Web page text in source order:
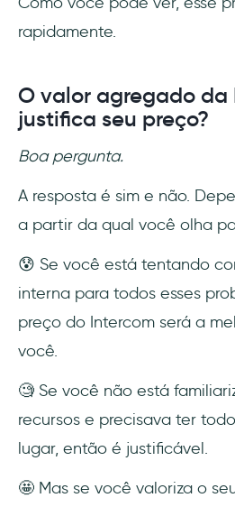
rapidamente.
O valor agregado da
justifica seu preço?
Boa pergunta.
A resposta é sim e não.
a partir da qual você olha
😰 Se você está tentando
interna para todos esses
preço do Intercom será a
você.
🧐 Se você não está
recursos e precisava ter
lugar, então é justificável.
🤩 Mas se você valoriza o